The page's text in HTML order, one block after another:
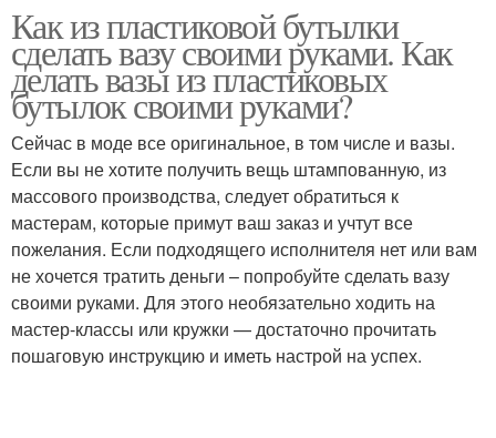
Как из пластиковой бутылки
сделать вазу своими руками. Как
делать вазы из пластиковых
бутылок своими руками?
Сейчас в моде все оригинальное, в том числе и вазы.
Если вы не хотите получить вещь штампованную, из
массового производства, следует обратиться к
мастерам, которые примут ваш заказ и учтут все
пожелания. Если подходящего исполнителя нет или вам
не хочется тратить деньги – попробуйте сделать вазу
своими руками. Для этого необязательно ходить на
мастер-классы или кружки — достаточно прочитать
пошаговую инструкцию и иметь настрой на успех.